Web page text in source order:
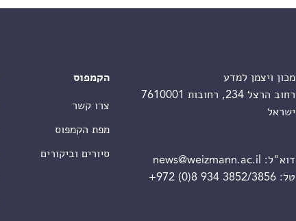
מכון ויצמן למדע
רחוב הרצל 234, רחובות 7610001
ישראל
דוא"ל:
news@weizmann.ac.il
טל:+972 (0)8 934 3852/3856
הקמפוס
צרו קשר
מפת הקמפוס
סיורים וביקורים